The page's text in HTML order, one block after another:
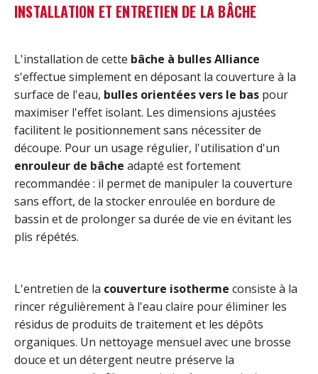
INSTALLATION ET ENTRETIEN DE LA BÂCHE
L'installation de cette bâche à bulles Alliance
s'effectue simplement en déposant la couverture à la
surface de l'eau, bulles orientées vers le bas pour
maximiser l'effet isolant. Les dimensions ajustées
facilitent le positionnement sans nécessiter de
découpe. Pour un usage régulier, l'utilisation d'un
enrouleur de bâche adapté est fortement
recommandée : il permet de manipuler la couverture
sans effort, de la stocker enroulée en bordure de
bassin et de prolonger sa durée de vie en évitant les
plis répétés.
L'entretien de la couverture isotherme consiste à la
rincer régulièrement à l'eau claire pour éliminer les
résidus de produits de traitement et les dépôts
organiques. Un nettoyage mensuel avec une brosse
douce et un détergent neutre préserve la